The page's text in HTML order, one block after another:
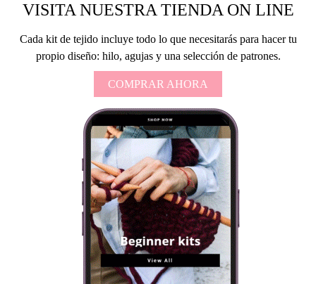
VISITA NUESTRA TIENDA ON LINE
Cada kit de tejido incluye todo lo que necesitarás para hacer tu
propio diseño: hilo, agujas y una selección de patrones.
COMPRAR AHORA